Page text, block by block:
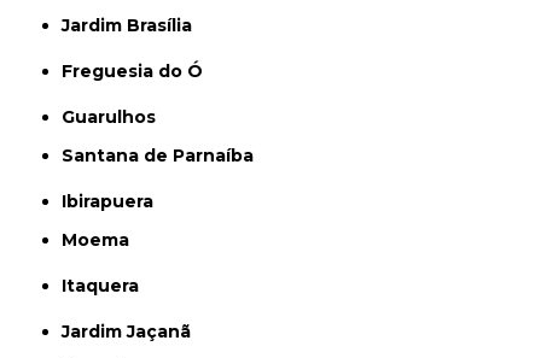
Jardim Brasília
Freguesia do Ó
Guarulhos
Santana de Parnaíba
Ibirapuera
Moema
Itaquera
Jardim Jaçanã